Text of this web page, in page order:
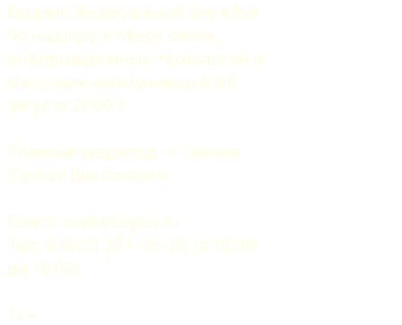
Выдано Федеральной службой
по надзору в сфере связи,
информационных технологий и
массовых коммуникаций 06
августа 2009 г.
Главный редактор — Грачев
Сергей Викторович.
Почта: mail@5uglov.ru
Тел. 8 (812) 274-35-25 (c 12.00
до 18.00)
12+